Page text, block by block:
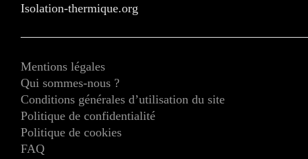
Isolation-thermique.org
Mentions légales
Qui sommes-nous ?
Conditions générales d’utilisation du site
Politique de confidentialité
Politique de cookies
FAQ